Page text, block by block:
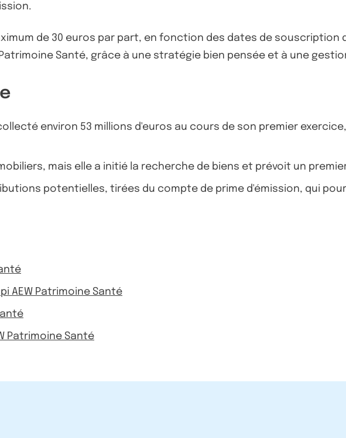
de 30 euros par part, en fonction des dates de souscription
Patrimoine Santé, grâce à une stratégie bien pensée et à une
environ 53 millions d'euros au cours de son premier
mais elle a initié la recherche de biens et prévoit un
potentielles, tirées du compte de prime d'émission, qui
AEW Patrimoine Santé
Patrimoine Santé